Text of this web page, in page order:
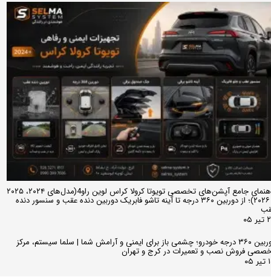
راهنمای جامع آپشن‌های تخصصی تویوتا کرولا کراس لوین راو4(مدل‌های ۲۰۲۴، ۲۰۲۵
و ۲۰۲۶)؛ از دوربین ۳۶۰ درجه تا آینه تاشو فابریک دوربین دنده عقب و سنسور دنده
دوربین ۳۶۰ درجه خودرو؛ چشمی باز برای ایمنی و آرامش شما | سلما سیستم، مرکز
فروش نصب و تعمیرات در کرج و تهران